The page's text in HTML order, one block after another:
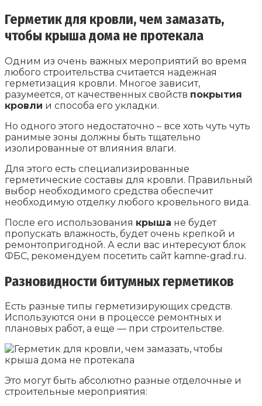
Герметик для кровли, чем замазать,
чтобы крыша дома не протекала
Одним из очень важных мероприятий во время
любого строительства считается надежная
герметизация кровли. Многое зависит,
разумеется, от качественных свойств покрытия
кровли и способа его укладки.
Но одного этого недостаточно – все хоть чуть чуть
ранимые зоны должны быть тщательно
изолированные от влияния влаги.
Для этого есть специализированные
герметические составы для кровли. Правильный
выбор необходимого средства обеспечит
необходимую отделку любого кровельного вида.
После его использования крыша не будет
пропускать влажность, будет очень крепкой и
ремонтопригодной. А если вас интересуют блок
ФБС, рекомендуем посетить сайт kamne-grad.ru.
Разновидности битумных герметиков
Есть разные типы герметизирующих средств.
Используются они в процессе ремонтных и
плановых работ, а еще — при строительстве.
Это могут быть абсолютно разные отделочные и
строительные мероприятия: